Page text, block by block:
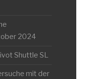
2024
Shuttle SL
mit der